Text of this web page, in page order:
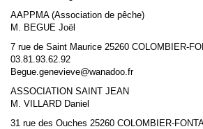
AAPPMA (Association de pêche)
M. BEGUE Joël
7 rue de Saint Maurice 25260 COLOMBIER-
03.81.93.62.92
Begue.genevieve@wanadoo.fr
ASSOCIATION SAINT JEAN
M. VILLARD Daniel
31 rue des Ouches 25260 COLOMBIER-